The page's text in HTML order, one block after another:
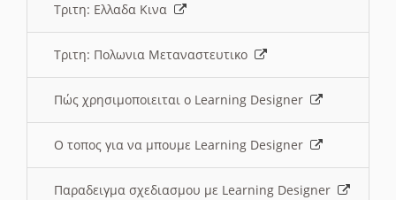
Τριτη: Ελλαδα Κινα
Τριτη: Πολωνια Μεταναστευτικο
Πώς χρησιμοποιειται ο Learning Designer
O τοπος για να μπουμε Learning Designer
Παραδειγμα σχεδιασμου με Learning Designer